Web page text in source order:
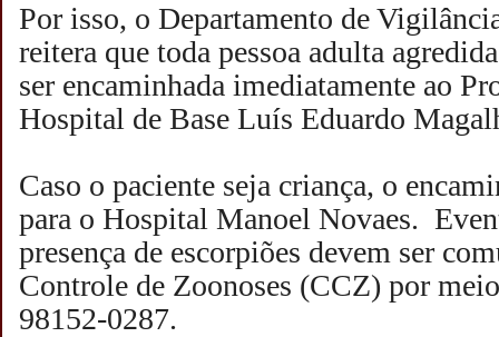
Por isso, o Departamento de
reitera que toda pessoa adulta
ser encaminhada imediatamente ao
Hospital de Base Luís Eduardo
Caso o paciente seja criança, o
para o Hospital Manoel Novaes.
presença de escorpiões devem ser
Controle de Zoonoses (CCZ) por
98152-0287.